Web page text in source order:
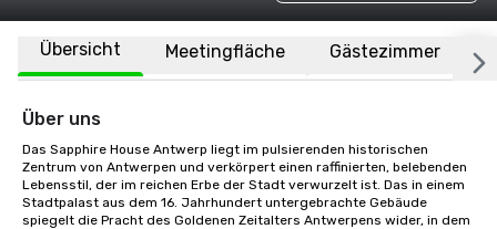
Übersicht Meetingfläche Gästezimmer
Über uns
Das Sapphire House Antwerp liegt im pulsierenden historischen
Zentrum von Antwerpen und verkörpert einen raffinierten, belebenden
Lebensstil, der im reichen Erbe der Stadt verwurzelt ist. Das in einem
Stadtpalast aus dem 16. Jahrhundert untergebrachte Gebäude
spiegelt die Pracht des Goldenen Zeitalters Antwerpens wider, in dem